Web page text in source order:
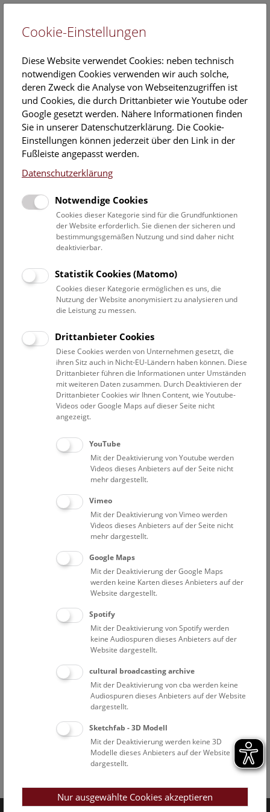
EN
Veranstaltungskalender
Informationen zu Gruppen,- Kindergarten- und
Schulprogrammen finden Siehier
Datumsfilter
4.6.2023
Datum auswählen
Erweiterte Suche
Filter zurücksetzen
4. Juni 2023
Bisher keine Ergebnisse. Dienstags ist das NHM Wien
in der Regel geschlossen. Ausnahmen finden sie
Eine Nacht im Museum
Cookie-Einstellungen
Diese Website verwendet Cookies: neben technisch
notwendigen Cookies verwenden wir auch solche,
deren Zweck die Analyse von Webseitenzugriffen ist
und Cookies, die durch Drittanbieter wie Youtube oder
Google gesetzt werden. Nähere Informationen finden
Sie in unserer Datenschutzerklärung. Die Cookie-
Einstellungen können jederzeit über den Link in der
Fußleiste angepasst werden.
Datenschutzerklärung
Notwendige Cookies
Cookies dieser Kategorie sind für die Grundfunktionen
der Website erforderlich. Sie dienen der sicheren und
bestimmungsgemäßen Nutzung und sind daher nicht
deaktivierbar.
Statistik Cookies (Matomo)
Cookies dieser Kategorie ermöglichen es uns, die
Nutzung der Website anonymisiert zu analysieren und
die Leistung zu messen.
Drittanbieter Cookies
Diese Cookies werden von Unternehmen gesetzt, die
ihren Sitz auch in Nicht-EU-Ländern haben können. Diese
Drittanbieter führen die Informationen unter Umständen
mit weiteren Daten zusammen. Durch Deaktivieren der
Drittanbieter Cookies wir Ihnen Content, wie Youtube-
Videos oder Google Maps auf dieser Seite nicht
angezeigt.
YouTube
Mit der Deaktivierung von Youtube werden
Videos dieses Anbieters auf der Seite nicht
mehr dargestellt.
Vimeo
Mit der Deaktivierung von Vimeo werden
Videos dieses Anbieters auf der Seite nicht
mehr dargestellt.
Google Maps
Mit der Deaktivierung der Google Maps
werden keine Karten dieses Anbieters auf der
Website dargestellt.
Spotify
Mit der Deaktivierung von Spotify werden
keine Audiospuren dieses Anbieters auf der
Website dargestellt.
cultural broadcasting archive
Mit der Deaktivierung von cba werden keine
Audiospuren dieses Anbieters auf der Website
dargestellt.
Sketchfab - 3D Modell
Mit der Deaktivierung werden keine 3D
Modelle dieses Anbieters auf der Website
dargestellt.
Nur ausgewählte Cookies akzeptieren